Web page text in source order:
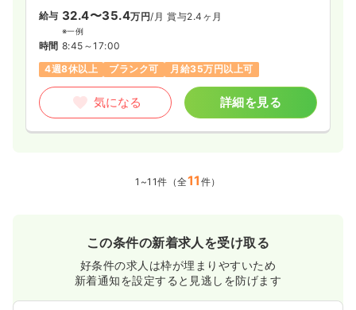
給与 32.4〜35.4万円/月 賞与2.4ヶ月
※一例
時間 8:45～17:00
4週8休以上
ブランク可 月給35万円以上可
気になる 詳細を見る
1~11件（全11 件）
この条件の新着求人を受け取る
好条件の求人は枠が埋まりやすいため
新着通知を設定すると見逃しを防げます